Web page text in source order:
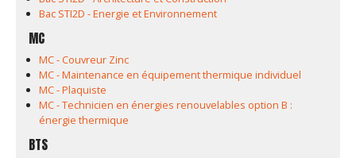
Bac STI2D - Energie et Environnement
MC
MC - Couvreur Zinc
MC - Maintenance en équipement thermique individuel
MC - Plaquiste
MC - Technicien en énergies renouvelables option B :
énergie thermique
BTS